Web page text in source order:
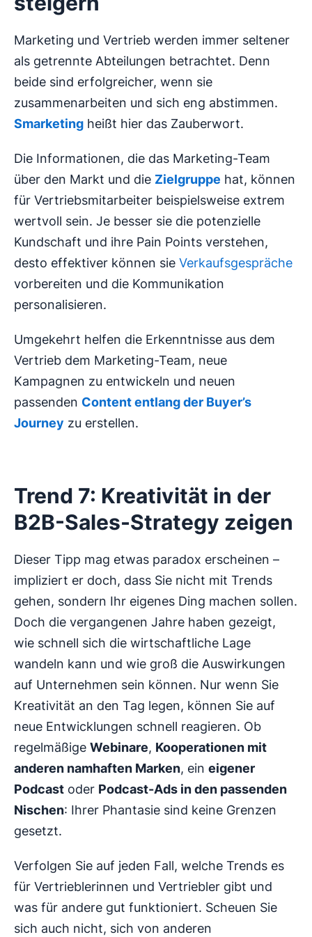
Marketing und Vertrieb werden immer seltener
als getrennte Abteilungen betrachtet. Denn
beide sind erfolgreicher, wenn sie
zusammenarbeiten und sich eng abstimmen.
Smarketing heißt hier das Zauberwort.
Die Informationen, die das Marketing-Team
über den Markt und die Zielgruppe hat, können
für Vertriebsmitarbeiter beispielsweise extrem
wertvoll sein. Je besser sie die potenzielle
Kundschaft und ihre Pain Points verstehen,
desto effektiver können sie Verkaufsgespräche
vorbereiten und die Kommunikation
personalisieren.
Umgekehrt helfen die Erkenntnisse aus dem
Vertrieb dem Marketing-Team, neue
Kampagnen zu entwickeln und neuen
passenden Content entlang der Buyer’s
Journey zu erstellen.
Trend 7: Kreativität in der
B2B-Sales-Strategy zeigen
Dieser Tipp mag etwas paradox erscheinen –
impliziert er doch, dass Sie nicht mit Trends
gehen, sondern Ihr eigenes Ding machen sollen.
Doch die vergangenen Jahre haben gezeigt,
wie schnell sich die wirtschaftliche Lage
wandeln kann und wie groß die Auswirkungen
auf Unternehmen sein können. Nur wenn Sie
Kreativität an den Tag legen, können Sie auf
neue Entwicklungen schnell reagieren. Ob
regelmäßige Webinare, Kooperationen mit
anderen namhaften Marken, ein eigener
Podcast oder Podcast-Ads in den passenden
Nischen: Ihrer Phantasie sind keine Grenzen
gesetzt.
Verfolgen Sie auf jeden Fall, welche Trends es
für Vertrieblerinnen und Vertriebler gibt und
was für andere gut funktioniert. Scheuen Sie
sich auch nicht, sich von anderen